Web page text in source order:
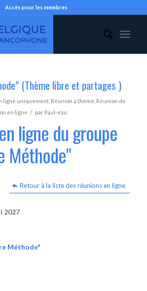
Accès pour les membres
(Thème libre et partages )
ligne uniquement, Réunion à thème Réunion de
en ligne / par Paul-eau
ligne du groupe
Méthode"
Retour à la liste des réunions en ligne
2027
Méthode"